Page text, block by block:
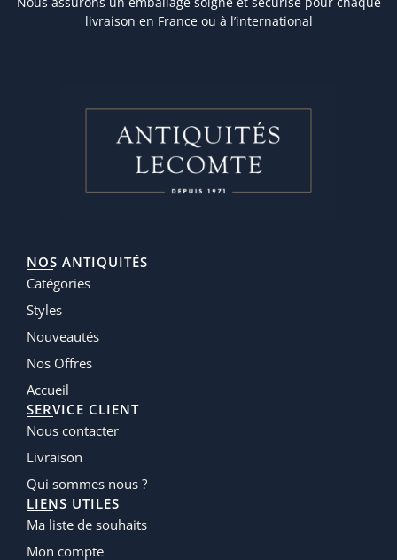
livraison en France ou à l’international
NOS ANTIQUITÉS
Catégories
Styles
Nouveautés
Nos Offres
Accueil
SERVICE CLIENT
Nous contacter
Livraison
Qui sommes nous ?
LIENS UTILES
Ma liste de souhaits
Mon compte